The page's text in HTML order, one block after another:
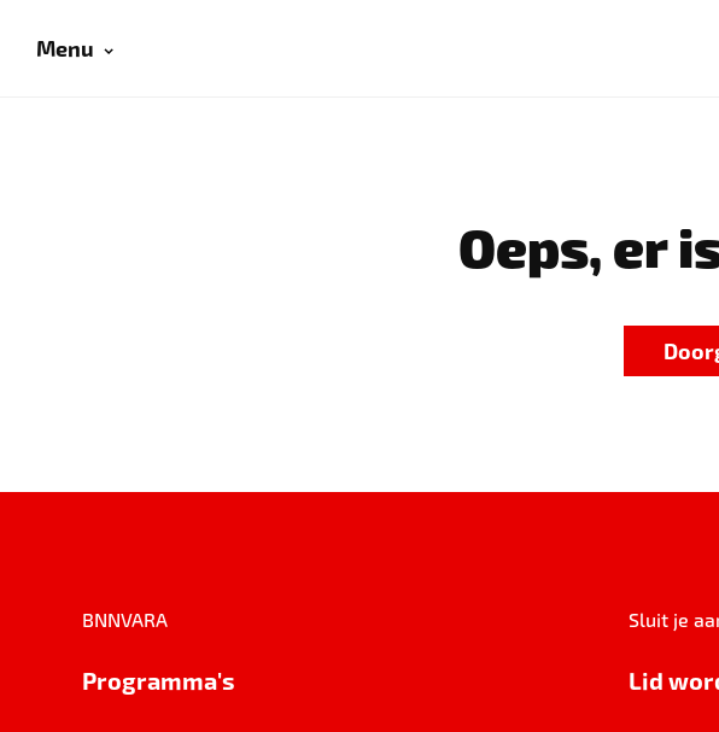
Menu
Oeps, er
BNNVARA
Programma's
Sluit je
Lid